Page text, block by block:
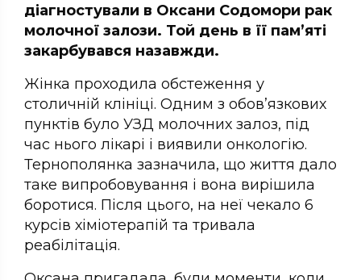
діагностували в Оксани Содомори рак
молочної залози. Той день в її пам’яті
закарбувався назавжди.
Жінка проходила обстеження у
столичній клініці. Одним з обов’язкових
пунктів було УЗД молочних залоз, під
час нього лікарі і виявили онкологію.
Тернополянка зазначила, що життя дало
таке випробовування і вона вирішила
боротися. Після цього, на неї чекало 6
курсів хіміотерапій та тривала
реабілітація.